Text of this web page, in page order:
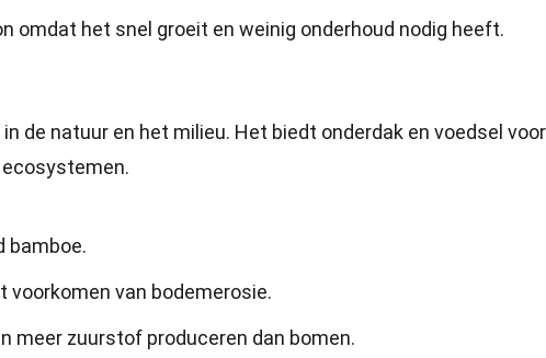
omdat het snel groeit en weinig onderhoud nodig heeft.
de natuur en het milieu. Het biedt onderdak en voedsel
ecosystemen.
bamboe.
voorkomen van bodemerosie.
meer zuurstof produceren dan bomen.